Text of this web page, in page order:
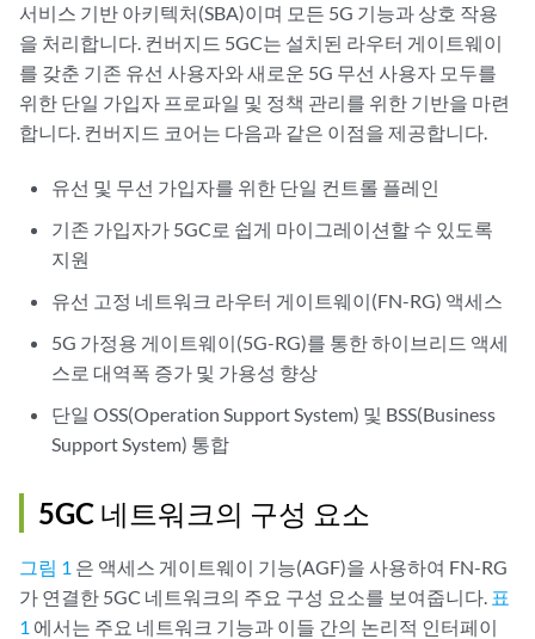
서비스 기반 아키텍처(SBA)이며 모든 5G 기능과 상호 작용
을 처리합니다. 컨버지드 5GC는 설치된 라우터 게이트웨이
를 갖춘 기존 유선 사용자와 새로운 5G 무선 사용자 모두를
위한 단일 가입자 프로파일 및 정책 관리를 위한 기반을 마련
합니다. 컨버지드 코어는 다음과 같은 이점을 제공합니다.
유선 및 무선 가입자를 위한 단일 컨트롤 플레인
기존 가입자가 5GC로 쉽게 마이그레이션할 수 있도록
지원
유선 고정 네트워크 라우터 게이트웨이(FN-RG) 액세스
5G 가정용 게이트웨이(5G-RG)를 통한 하이브리드 액세
스로 대역폭 증가 및 가용성 향상
단일 OSS(Operation Support System) 및 BSS(Business
Support System) 통합
5GC 네트워크의 구성 요소
그림 1 은 액세스 게이트웨이 기능(AGF)을 사용하여 FN-RG
가 연결한 5GC 네트워크의 주요 구성 요소를 보여줍니다. 표
1 에서는 주요 네트워크 기능과 이들 간의 논리적 인터페이